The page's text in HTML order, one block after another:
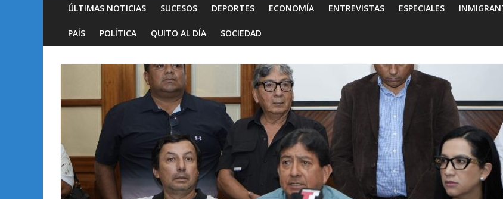
ÚLTIMAS NOTICIAS SUCESOS DEPORTES ECONOMÍA ENTREVISTAS ESPECIALES
PAÍS POLÍTICA QUITO AL DÍA SOCIEDAD